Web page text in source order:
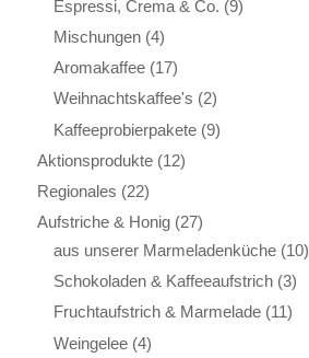
Espressi, Crema & Co. (9)
Mischungen (4)
Aromakaffee (17)
Weihnachtskaffee's (2)
Kaffeeprobierpakete (9)
Aktionsprodukte (12)
Regionales (22)
Aufstriche & Honig (27)
aus unserer Marmeladenküche (10)
Schokoladen & Kaffeeaufstrich (3)
Fruchtaufstrich & Marmelade (11)
Weingelee (4)